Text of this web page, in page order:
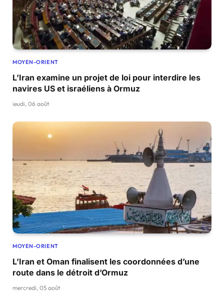
MOYEN-ORIENT
L’Iran examine un projet de loi pour interdire les
navires US et israéliens à Ormuz
jeudi, 06 août
MOYEN-ORIENT
L’Iran et Oman finalisent les coordonnées d’une
route dans le détroit d’Ormuz
mercredi, 05 août